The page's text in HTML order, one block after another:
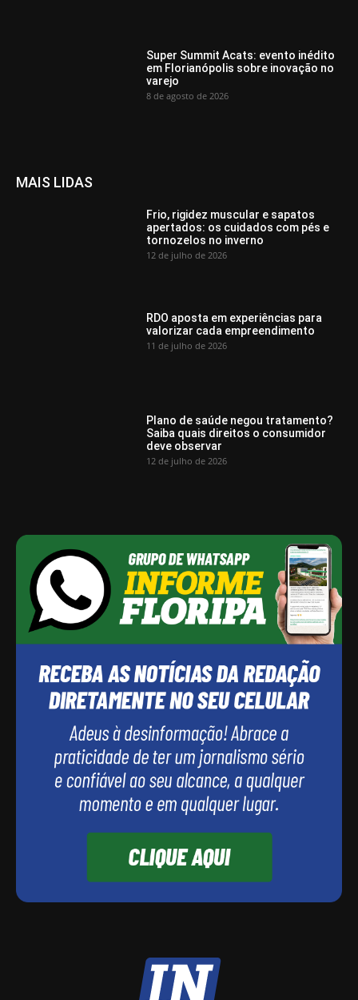
Super Summit Acats: evento inédito
em Florianópolis sobre inovação no
varejo
8 de agosto de 2026
MAIS LIDAS
Frio, rigidez muscular e sapatos
apertados: os cuidados com pés e
tornozelos no inverno
12 de julho de 2026
RDO aposta em experiências para
valorizar cada empreendimento
11 de julho de 2026
Plano de saúde negou tratamento?
Saiba quais direitos o consumidor
deve observar
12 de julho de 2026